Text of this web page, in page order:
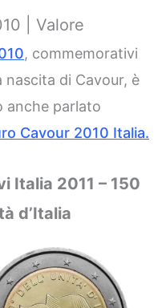
| Valore
, commemorativi
nascita di Cavour, è
anche parlato
Cavour 2010 Italia.
Italia 2011 – 150
d’Italia